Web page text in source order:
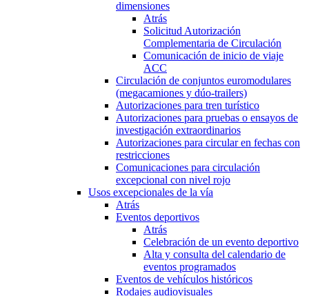
dimensiones
Atrás
Solicitud Autorización
Complementaria de Circulación
Comunicación de inicio de viaje
ACC
Circulación de conjuntos euromodulares
(megacamiones y dúo-trailers)
Autorizaciones para tren turístico
Autorizaciones para pruebas o ensayos de
investigación extraordinarios
Autorizaciones para circular en fechas con
restricciones
Comunicaciones para circulación
excepcional con nivel rojo
Usos excepcionales de la vía
Atrás
Eventos deportivos
Atrás
Celebración de un evento deportivo
Alta y consulta del calendario de
eventos programados
Eventos de vehículos históricos
Rodajes audiovisuales